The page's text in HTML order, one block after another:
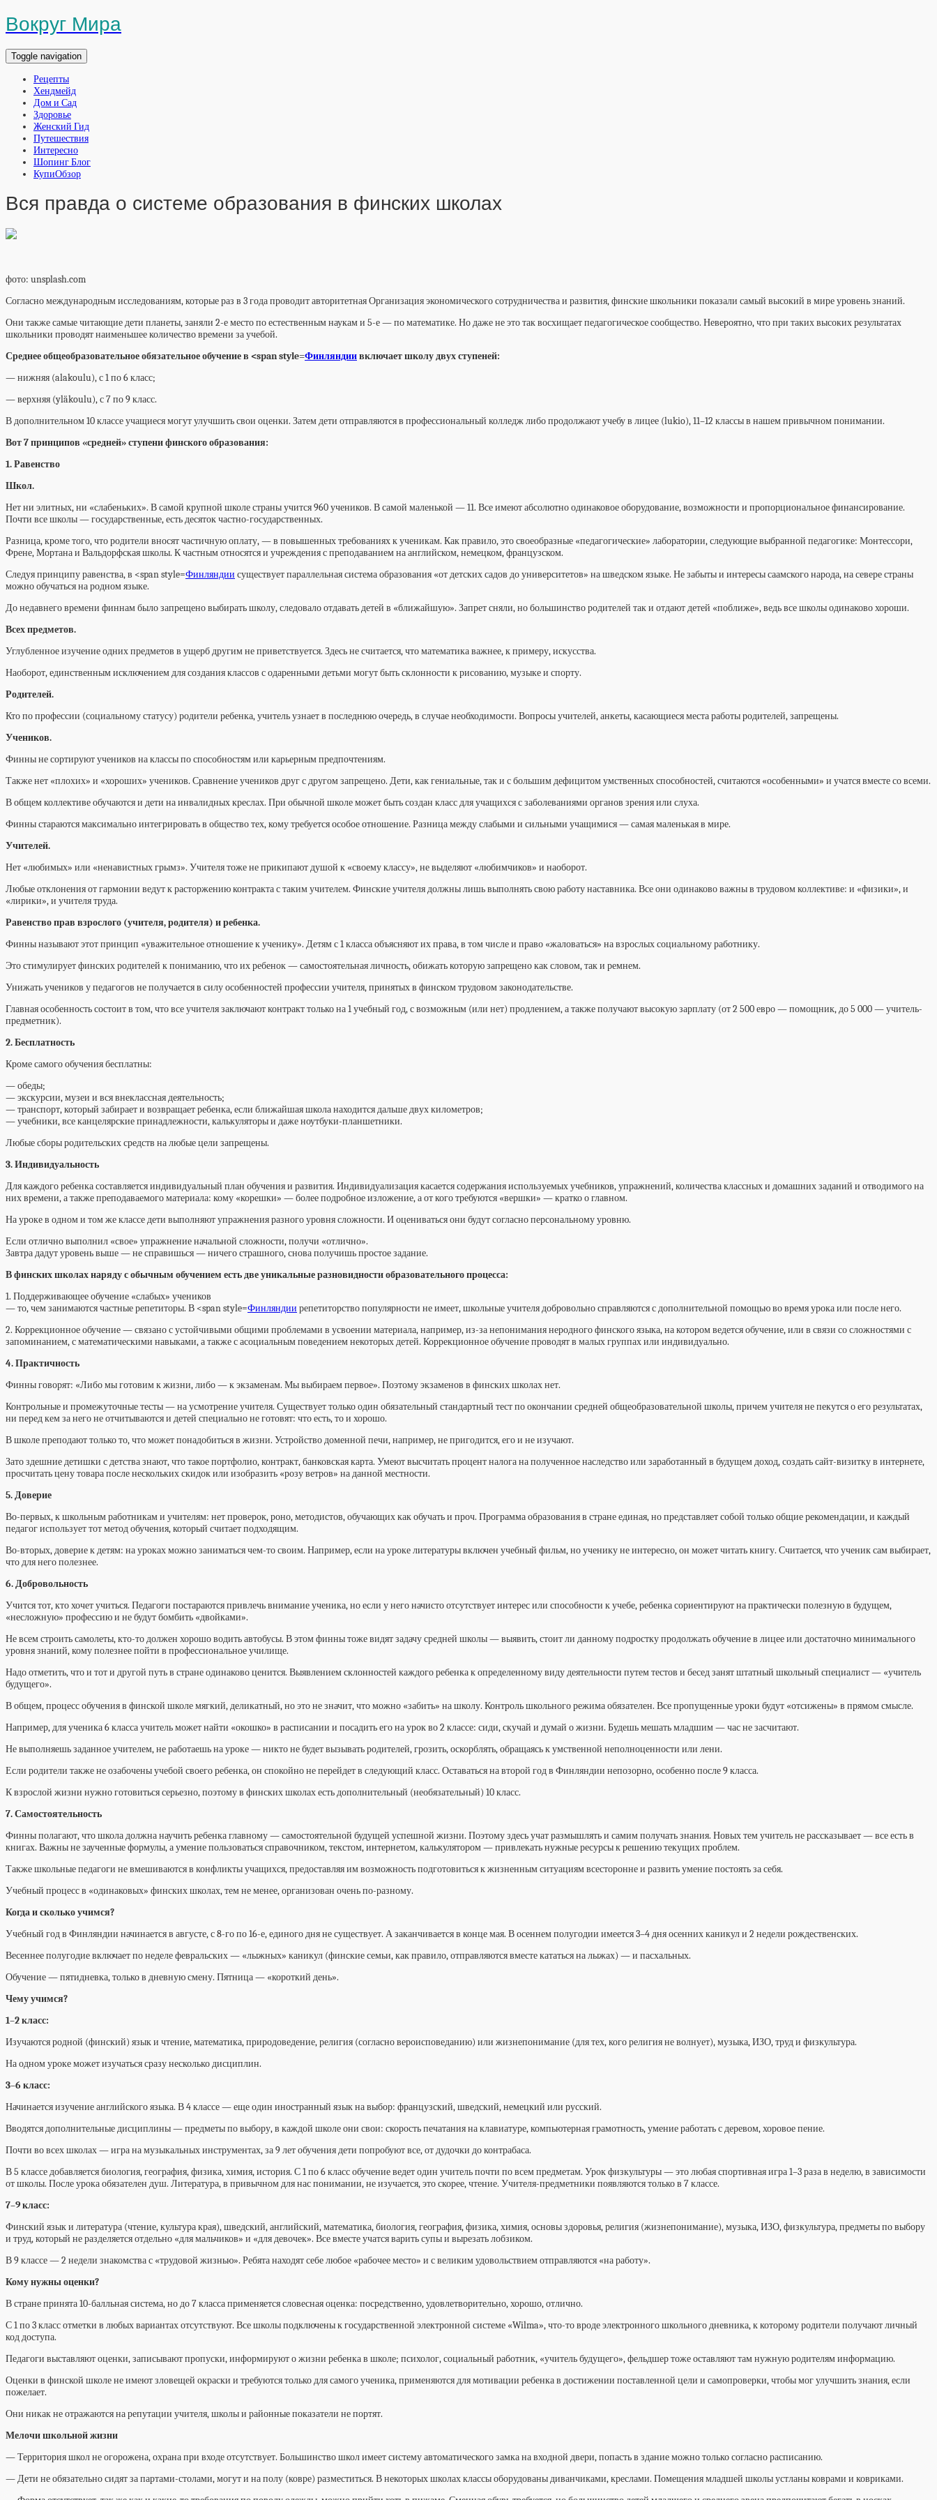
Вокруг Мира
Toggle navigation
Рецепты
Хендмейд
Дом и Сад
Здоровье
Женский Гид
Путешествия
Интересно
Шопинг Блог
КупиОбзор
Вся правда о системе образования в финских школах
фото: unsplash.com
Согласно международным исследованиям, которые раз в 3 года проводит авторитетная Организация экономического сотрудничества и развития, финские школьники показали самый высокий в мире уровень знаний.
Они также самые читающие дети планеты, заняли 2-е место по естественным наукам и 5-е — по математике. Но даже не это так восхищает педагогическое сообщество. Невероятно, что при таких высоких результатах
школьники проводят наименьшее количество времени за учебой.
Среднее общеобразовательное обязательное обучение в <span style=Финляндиивключает школу двух ступеней:
— нижняя (alakoulu), с 1 по 6 класс;
— верхняя (yläkoulu), с 7 по 9 класс.
В дополнительном 10 классе учащиеся могут улучшить свои оценки. Затем дети отправляются в профессиональный колледж либо продолжают учебу в лицее (lukio), 11–12 классы в нашем привычном понимании.
Вот 7 принципов «средней» ступени финского образования:
1. Равенство
Школ.
Нет ни элитных, ни «слабеньких». В самой крупной школе страны учится 960 учеников. В самой маленькой — 11. Все имеют абсолютно одинаковое оборудование, возможности и пропорциональное финансирование.
Почти все школы — государственные, есть десяток частно-государственных.
Разница, кроме того, что родители вносят частичную оплату, — в повышенных требованиях к ученикам. Как правило, это своеобразные «педагогические» лаборатории, следующие выбранной педагогике: Монтессори,
Френе, Мортана и Вальдорфская школы. К частным относятся и учреждения с преподаванием на английском, немецком, французском.
Следуя принципу равенства, в <span style=Финляндии существует параллельная система образования «от детских садов до университетов» на шведском языке. Не забыты и интересы саамского народа, на севере страны
можно обучаться на родном языке.
До недавнего времени финнам было запрещено выбирать школу, следовало отдавать детей в «ближайшую». Запрет сняли, но большинство родителей так и отдают детей «поближе», ведь все школы одинаково хороши.
Всех предметов.
Углубленное изучение одних предметов в ущерб другим не приветствуется. Здесь не считается, что математика важнее, к примеру, искусства.
Наоборот, единственным исключением для создания классов с одаренными детьми могут быть склонности к рисованию, музыке и спорту.
Родителей.
Кто по профессии (социальному статусу) родители ребенка, учитель узнает в последнюю очередь, в случае необходимости. Вопросы учителей, анкеты, касающиеся места работы родителей, запрещены.
Учеников.
Финны не сортируют учеников на классы по способностям или карьерным предпочтениям.
Также нет «плохих» и «хороших» учеников. Сравнение учеников друг с другом запрещено. Дети, как гениальные, так и с большим дефицитом умственных способностей, считаются «особенными» и учатся вместе со всеми.
В общем коллективе обучаются и дети на инвалидных креслах. При обычной школе может быть создан класс для учащихся с заболеваниями органов зрения или слуха.
Финны стараются максимально интегрировать в общество тех, кому требуется особое отношение. Разница между слабыми и сильными учащимися — самая маленькая в мире.
Учителей.
Нет «любимых» или «ненавистных грымз». Учителя тоже не прикипают душой к «своему классу», не выделяют «любимчиков» и наоборот.
Любые отклонения от гармонии ведут к расторжению контракта с таким учителем. Финские учителя должны лишь выполнять свою работу наставника. Все они одинаково важны в трудовом коллективе: и «физики», и
«лирики», и учителя труда.
Равенство прав взрослого (учителя, родителя) и ребенка.
Финны называют этот принцип «уважительное отношение к ученику». Детям с 1 класса объясняют их права, в том числе и право «жаловаться» на взрослых социальному работнику.
Это стимулирует финских родителей к пониманию, что их ребенок — самостоятельная личность, обижать которую запрещено как словом, так и ремнем.
Унижать учеников у педагогов не получается в силу особенностей профессии учителя, принятых в финском трудовом законодательстве.
Главная особенность состоит в том, что все учителя заключают контракт только на 1 учебный год, с возможным (или нет) продлением, а также получают высокую зарплату (от 2 500 евро — помощник, до 5 000 — учитель-
предметник).
2. Бесплатность
Кроме самого обучения бесплатны:
— обеды;
— экскурсии, музеи и вся внеклассная деятельность;
— транспорт, который забирает и возвращает ребенка, если ближайшая школа находится дальше двух километров;
— учебники, все канцелярские принадлежности, калькуляторы и даже ноутбуки-планшетники.
Любые сборы родительских средств на любые цели запрещены.
3. Индивидуальность
Для каждого ребенка составляется индивидуальный план обучения и развития. Индивидуализация касается содержания используемых учебников, упражнений, количества классных и домашних заданий и отводимого на
них времени, а также преподаваемого материала: кому «корешки» — более подробное изложение, а от кого требуются «вершки» — кратко о главном.
На уроке в одном и том же классе дети выполняют упражнения разного уровня сложности. И оцениваться они будут согласно персональному уровню.
Если отлично выполнил «свое» упражнение начальной сложности, получи «отлично».
Завтра дадут уровень выше — не справишься — ничего страшного, снова получишь простое задание.
В финских школах наряду с обычным обучением есть две уникальные разновидности образовательного процесса:
1. Поддерживающее обучение «слабых» учеников
— то, чем занимаются частные репетиторы. В <span style=Финляндии репетиторство популярности не имеет, школьные учителя добровольно справляются с дополнительной помощью во время урока или после него.
2. Коррекционное обучение — связано с устойчивыми общими проблемами в усвоении материала, например, из-за непонимания неродного финского языка, на котором ведется обучение, или в связи со сложностями с
запоминанием, с математическими навыками, а также с асоциальным поведением некоторых детей. Коррекционное обучение проводят в малых группах или индивидуально.
4. Практичность
Финны говорят: «Либо мы готовим к жизни, либо — к экзаменам. Мы выбираем первое». Поэтому экзаменов в финских школах нет.
Контрольные и промежуточные тесты — на усмотрение учителя. Существует только один обязательный стандартный тест по окончании средней общеобразовательной школы, причем учителя не пекутся о его результатах,
ни перед кем за него не отчитываются и детей специально не готовят: что есть, то и хорошо.
В школе преподают только то, что может понадобиться в жизни. Устройство доменной печи, например, не пригодится, его и не изучают.
Зато здешние детишки с детства знают, что такое портфолио, контракт, банковская карта. Умеют высчитать процент налога на полученное наследство или заработанный в будущем доход, создать сайт-визитку в интернете,
просчитать цену товара после нескольких скидок или изобразить «розу ветров» на данной местности.
5. Доверие
Во-первых, к школьным работникам и учителям: нет проверок, роно, методистов, обучающих как обучать и проч. Программа образования в стране единая, но представляет собой только общие рекомендации, и каждый
педагог использует тот метод обучения, который считает подходящим.
Во-вторых, доверие к детям: на уроках можно заниматься чем-то своим. Например, если на уроке литературы включен учебный фильм, но ученику не интересно, он может читать книгу. Считается, что ученик сам выбирает,
что для него полезнее.
6. Добровольность
Учится тот, кто хочет учиться. Педагоги постараются привлечь внимание ученика, но если у него начисто отсутствует интерес или способности к учебе, ребенка сориентируют на практически полезную в будущем,
«несложную» профессию и не будут бомбить «двойками».
Не всем строить самолеты, кто-то должен хорошо водить автобусы. В этом финны тоже видят задачу средней школы — выявить, стоит ли данному подростку продолжать обучение в лицее или достаточно минимального
уровня знаний, кому полезнее пойти в профессиональное училище.
Надо отметить, что и тот и другой путь в стране одинаково ценится. Выявлением склонностей каждого ребенка к определенному виду деятельности путем тестов и бесед занят штатный школьный специалист — «учитель
будущего».
В общем, процесс обучения в финской школе мягкий, деликатный, но это не значит, что можно «забить» на школу. Контроль школьного режима обязателен. Все пропущенные уроки будут «отсижены» в прямом смысле.
Например, для ученика 6 класса учитель может найти «окошко» в расписании и посадить его на урок во 2 классе: сиди, скучай и думай о жизни. Будешь мешать младшим — час не засчитают.
Не выполняешь заданное учителем, не работаешь на уроке — никто не будет вызывать родителей, грозить, оскорблять, обращаясь к умственной неполноценности или лени.
Если родители также не озабочены учебой своего ребенка, он спокойно не перейдет в следующий класс. Оставаться на второй год в Финляндии непозорно, особенно после 9 класса.
К взрослой жизни нужно готовиться серьезно, поэтому в финских школах есть дополнительный (необязательный) 10 класс.
7. Самостоятельность
Финны полагают, что школа должна научить ребенка главному — самостоятельной будущей успешной жизни. Поэтому здесь учат размышлять и самим получать знания. Новых тем учитель не рассказывает — все есть в
книгах. Важны не заученные формулы, а умение пользоваться справочником, текстом, интернетом, калькулятором — привлекать нужные ресурсы к решению текущих проблем.
Также школьные педагоги не вмешиваются в конфликты учащихся, предоставляя им возможность подготовиться к жизненным ситуациям всесторонне и развить умение постоять за себя.
Учебный процесс в «одинаковых» финских школах, тем не менее, организован очень по-разному.
Когда и сколько учимся?
Учебный год в Финляндии начинается в августе, с 8-го по 16-е, единого дня не существует. А заканчивается в конце мая. В осеннем полугодии имеется 3–4 дня осенних каникул и 2 недели рождественских.
Весеннее полугодие включает по неделе февральских — «лыжных» каникул (финские семьи, как правило, отправляются вместе кататься на лыжах) — и пасхальных.
Обучение — пятидневка, только в дневную смену. Пятница — «короткий день».
Чему учимся?
1–2 класс:
Изучаются родной (финский) язык и чтение, математика, природоведение, религия (согласно вероисповеданию) или жизнепонимание (для тех, кого религия не волнует), музыка, ИЗО, труд и физкультура.
На одном уроке может изучаться сразу несколько дисциплин.
3–6 класс:
Начинается изучение английского языка. В 4 классе — еще один иностранный язык на выбор: французский, шведский, немецкий или русский.
Вводятся дополнительные дисциплины — предметы по выбору, в каждой школе они свои: скорость печатания на клавиатуре, компьютерная грамотность, умение работать с деревом, хоровое пение.
Почти во всех школах — игра на музыкальных инструментах, за 9 лет обучения дети попробуют все, от дудочки до контрабаса.
В 5 классе добавляется биология, география, физика, химия, история. С 1 по 6 класс обучение ведет один учитель почти по всем предметам. Урок физкультуры — это любая спортивная игра 1–3 раза в неделю, в зависимости
от школы. После урока обязателен душ. Литература, в привычном для нас понимании, не изучается, это скорее, чтение. Учителя-предметники появляются только в 7 классе.
7–9 класс:
Финский язык и литература (чтение, культура края), шведский, английский, математика, биология, география, физика, химия, основы здоровья, религия (жизнепонимание), музыка, ИЗО, физкультура, предметы по выбору
и труд, который не разделяется отдельно «для мальчиков» и «для девочек». Все вместе учатся варить супы и вырезать лобзиком.
В 9 классе — 2 недели знакомства с «трудовой жизнью». Ребята находят себе любое «рабочее место» и с великим удовольствием отправляются «на работу».
Кому нужны оценки?
В стране принята 10-балльная система, но до 7 класса применяется словесная оценка: посредственно, удовлетворительно, хорошо, отлично.
С 1 по 3 класс отметки в любых вариантах отсутствуют. Все школы подключены к государственной электронной системе «Wilma», что-то вроде электронного школьного дневника, к которому родители получают личный
код доступа.
Педагоги выставляют оценки, записывают пропуски, информируют о жизни ребенка в школе; психолог, социальный работник, «учитель будущего», фельдшер тоже оставляют там нужную родителям информацию.
Оценки в финской школе не имеют зловещей окраски и требуются только для самого ученика, применяются для мотивации ребенка в достижении поставленной цели и самопроверки, чтобы мог улучшить знания, если
пожелает.
Они никак не отражаются на репутации учителя, школы и районные показатели не портят.
Мелочи школьной жизни
— Территория школ не огорожена, охрана при входе отсутствует. Большинство школ имеет систему автоматического замка на входной двери, попасть в здание можно только согласно расписанию.
— Дети не обязательно сидят за партами-столами, могут и на полу (ковре) разместиться. В некоторых школах классы оборудованы диванчиками, креслами. Помещения младшей школы устланы коврами и ковриками.